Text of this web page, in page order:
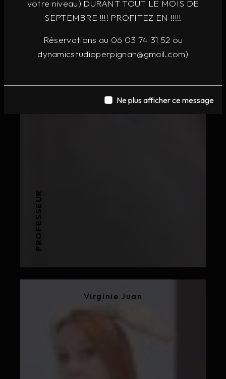
votre niveau) DURANT TOUT LE MOIS DE
SEPTEMBRE !!!! PROFITEZ EN !!!!!
Réservations au 06 03 74 31 52 ou
dynamicstudioperpignan@gmail.com)
Ne plus afficher ce message
PROFESSEUR
Virginie Juan